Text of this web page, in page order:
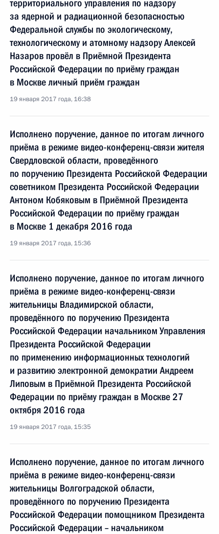
территориального управления по надзору
за ядерной и радиационной безопасностью
Федеральной службы по экологическому,
технологическому и атомному надзору Алексей
Назаров провёл в Приёмной Президента
Российской Федерации по приёму граждан
в Москве личный приём граждан
19 января 2017 года, 16:38
Исполнено поручение, данное по итогам личного
приёма в режиме видео-конференц-связи жителя
Свердловской области, проведённого
по поручению Президента Российской Федерации
советником Президента Российской Федерации
Антоном Кобяковым в Приёмной Президента
Российской Федерации по приёму граждан
в Москве 1 декабря 2016 года
19 января 2017 года, 15:36
Исполнено поручение, данное по итогам личного
приёма в режиме видео-конференц-связи
жительницы Владимирской области,
проведённого по поручению Президента
Российской Федерации начальником Управления
Президента Российской Федерации
по применению информационных технологий
и развитию электронной демократии Андреем
Липовым в Приёмной Президента Российской
Федерации по приёму граждан в Москве 27
октября 2016 года
19 января 2017 года, 15:35
Исполнено поручение, данное по итогам личного
приёма в режиме видео-конференц-связи
жительницы Волгоградской области,
проведённого по поручению Президента
Российской Федерации помощником Президента
Российской Федерации – начальником